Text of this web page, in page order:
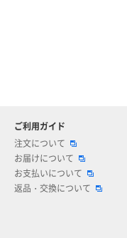
ご利用ガイド
注文について
お届けについて
お支払いについて
返品・交換について